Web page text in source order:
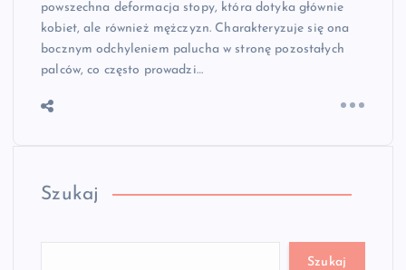
powszechna deformacja stopy, która dotyka głównie
kobiet, ale również mężczyzn. Charakteryzuje się ona
bocznym odchyleniem palucha w stronę pozostałych
palców, co często prowadzi…
Szukaj
Szukaj